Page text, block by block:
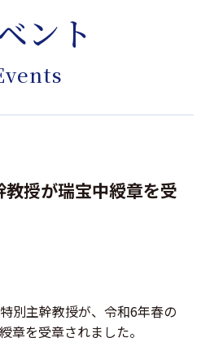
ント
授が瑞宝中綬章を受
別主幹教授が、令和6年春の
章を受章されました。